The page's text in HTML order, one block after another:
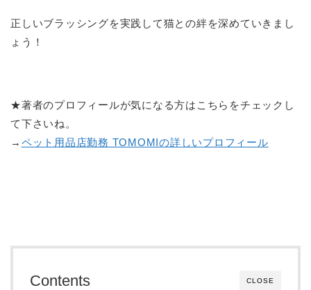
正しいブラッシングを実践して猫との絆を深めていきまし
ょう！
★著者のプロフィールが気になる方はこちらをチェックし
て下さいね。
→ ペット用品店勤務 TOMOMIの詳しいプロフィール
CLOSE
Contents